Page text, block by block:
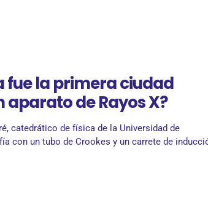
fue la primera ciudad
de Rayos X?
catedrático de física de la Universidad de
con un tubo de Crookes y un carrete de